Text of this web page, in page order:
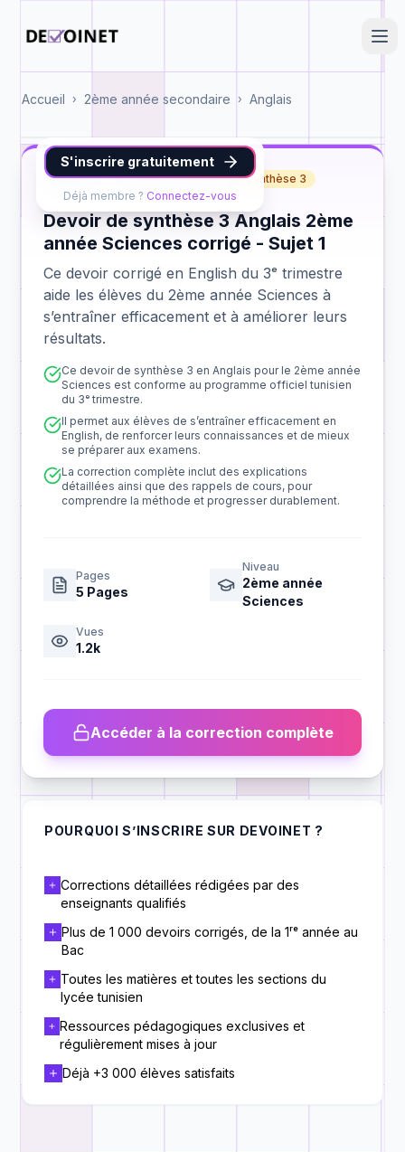
Accueil › 2ème année secondaire › Anglais
S'inscrire gratuitement
Déjà membre ? Connectez-vous
English 2ème année Sciences synthèse 3
Devoir de synthèse 3 Anglais 2ème
année Sciences corrigé - Sujet 1
Ce devoir corrigé en English du 3ᵉ trimestre
aide les élèves du 2ème année Sciences à
s’entraîner efficacement et à améliorer leurs
résultats.
Ce devoir de synthèse 3 en Anglais pour le 2ème année
Sciences est conforme au programme officiel tunisien
du 3ᵉ trimestre.
Il permet aux élèves de s’entraîner efficacement en
English, de renforcer leurs connaissances et de mieux
se préparer aux examens.
La correction complète inclut des explications
détaillées ainsi que des rappels de cours, pour
comprendre la méthode et progresser durablement.
Pages
5 Pages
Niveau
2ème année
Sciences
Vues
1.2k
Accéder à la correction complète
POURQUOI S’INSCRIRE SUR DEVOINET ?
Corrections détaillées rédigées par des
enseignants qualifiés
Plus de 1 000 devoirs corrigés, de la 1ʳᵉ année au
Bac
Toutes les matières et toutes les sections du
lycée tunisien
Ressources pédagogiques exclusives et
régulièrement mises à jour
Déjà +3 000 élèves satisfaits